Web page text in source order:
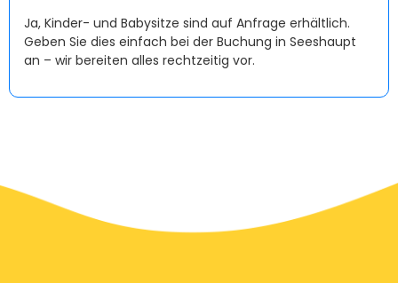
Ja, Kinder- und Babysitze sind auf Anfrage erhältlich.
Geben Sie dies einfach bei der Buchung in Seeshaupt
an – wir bereiten alles rechtzeitig vor.